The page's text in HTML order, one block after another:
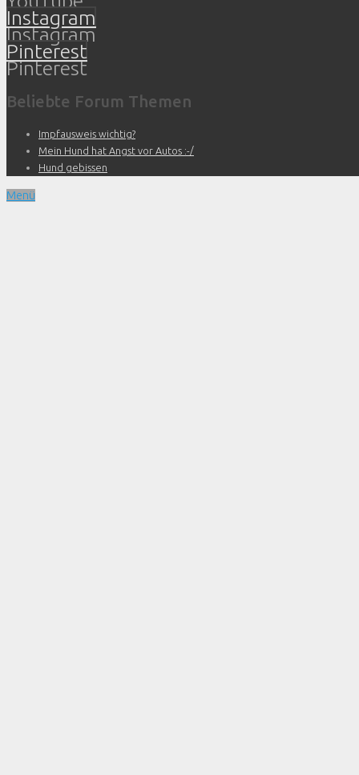
Instagram
Instagram
Pinterest
Pinterest
Beliebte Forum Themen
Impfausweis wichtig?
Mein Hund hat Angst vor Autos :-/
Hund gebissen
Menü